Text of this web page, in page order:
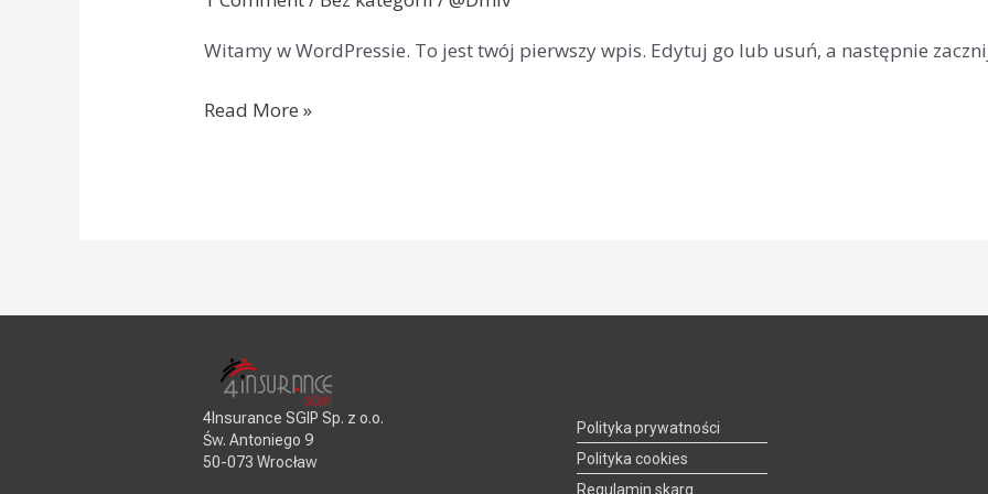
Witamy w WordPressie. To jest twój pierwszy wpis. Edytuj go lub usuń, a następnie
Read More »
4Insurance SGIP Sp. z o.o.
Św. Antoniego 9
50-073 Wrocław
Polityka prywatności
Polityka cookies
Regulamin skarg